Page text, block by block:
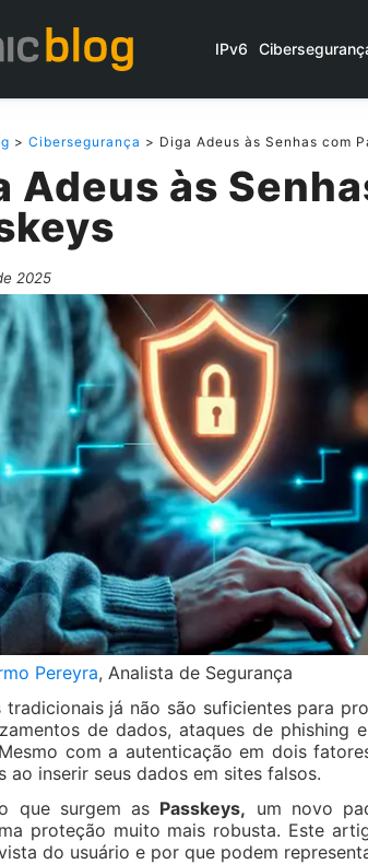
IPv6
> Cibersegurança > Diga Adeus às Senhas com
Adeus às
2025
Pereyra, Analista de Segurança
tradicionais já não são suficientes para
de dados, ataques de phishing
com a autenticação em dois
ao inserir seus dados em sites falsos.
que surgem as Passkeys, um novo
proteção muito mais robusta. Este
do usuário e por que podem